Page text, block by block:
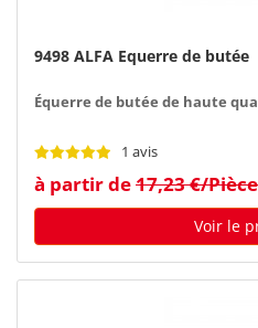
9498 ALFA Equerre de butée
Équerre de butée de haute
1 avis
à partir de17,23 €/Pièce
Voir le